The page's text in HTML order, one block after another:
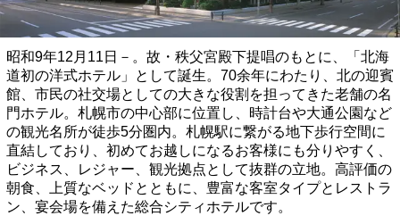
昭和9年12月11日－。故・秩父宮殿下提唱のもとに、「北海
道初の洋式ホテル」として誕生。70余年にわたり、北の迎賓
館、市民の社交場としての大きな役割を担ってきた老舗の名
門ホテル。札幌市の中心部に位置し、時計台や大通公園など
の観光名所が徒歩5分圏内。札幌駅に繋がる地下歩行空間に
直結しており、初めてお越しになるお客様にも分りやすく、
ビジネス、レジャー、観光拠点として抜群の立地。高評価の
朝食、上質なベッドとともに、豊富な客室タイプとレストラ
ン、宴会場を備えた総合シティホテルです。